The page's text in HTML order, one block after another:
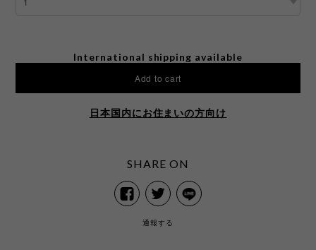
International shipping available
Add to cart
日本国内にお住まいの方向け
SHARE ON
通報する